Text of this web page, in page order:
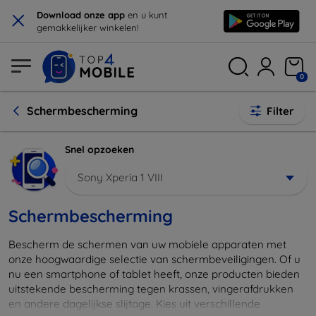
× Download onze app en u kunt
gemakkelijker winkelen!
0
Schermbescherming Filter
Snel opzoeken
Sony Xperia 1 VIII
Schermbescherming
Bescherm de schermen van uw mobiele apparaten met
onze hoogwaardige selectie van schermbeveiligingen. Of u
nu een smartphone of tablet heeft, onze producten bieden
uitstekende bescherming tegen krassen, vingerafdrukken
en andere dagelijkse slijtage. Kies uit verschillende